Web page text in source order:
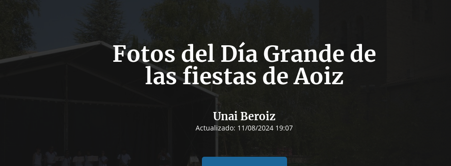
Fotos del Día Grande de
las fiestas de Aoiz
Unai Beroiz
Actualizado: 11/08/2024 19:07